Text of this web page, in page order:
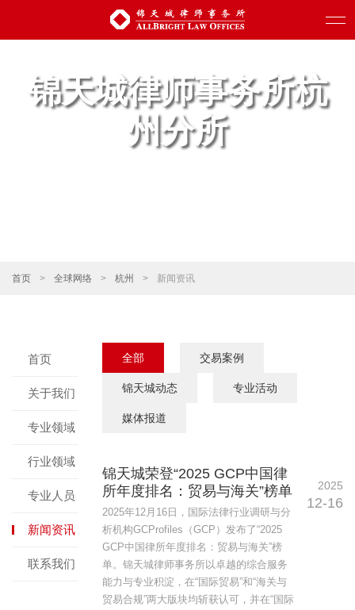
锦天城律师事务所杭
州分所
首页 > 全球网络 > 杭州 > 新闻资讯
首页
关于我们
专业领域
行业领域
专业人员
新闻资讯
联系我们
全部 交易案例
锦天城动态 专业活动
媒体报道
锦天城荣登“2025 GCP中国律
所年度排名：贸易与海关”榜单
2025年12月16日，国际法律行业调研与分
析机构GCProfiles（GCP）发布了“2025
GCP中国律所年度排名：贸易与海关”榜
单。锦天城律师事务所以卓越的综合服务
能力与专业积淀，在“国际贸易”和“海关与
贸易合规”两大版块均斩获认可，并在“国际
2025
12-16